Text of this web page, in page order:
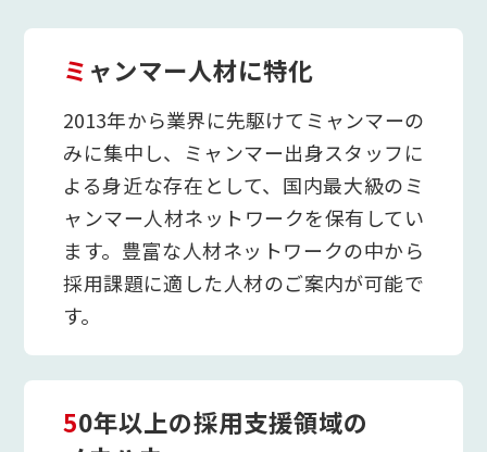
ミャンマー人材に特化
2013年から業界に先駆けてミャンマーの
みに集中し、ミャンマー出身スタッフに
よる身近な存在として、国内最大級のミ
ャンマー人材ネットワークを保有してい
ます。豊富な人材ネットワークの中から
採用課題に適した人材のご案内が可能で
す。
50年以上の採用支援領域の